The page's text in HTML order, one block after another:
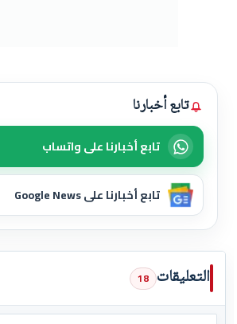
تابع أخبارنا
تابع أخبارنا على واتساب
تابع أخبارنا على Google News
التعليقات 18